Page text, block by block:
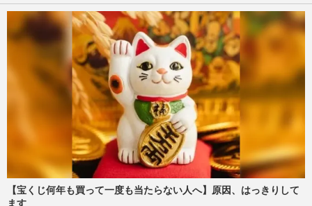
【宝くじ何年も買って一度も当たらない人へ】原因、はっきりして
ます